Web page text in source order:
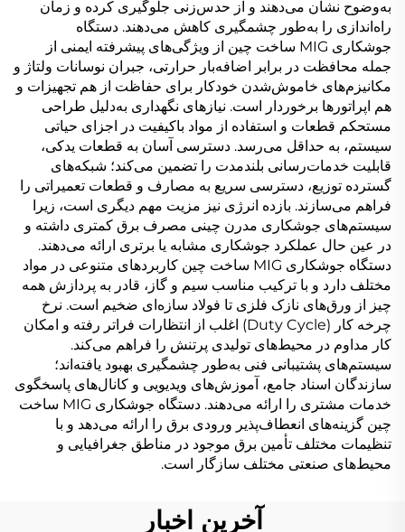
به‌وضوح نشان می‌دهند و از حدس‌زنی جلوگیری کرده و زمان
راه‌اندازی را به‌طور چشمگیری کاهش می‌دهند. دستگاه
جوشکاری MIG ساخت چین از ویژگی‌های پیشرفته ایمنی از
جمله محافظت در برابر اضافه‌بار حرارتی، جبران نوسانات ولتاژ و
مکانیزم‌های خاموش‌شدن خودکار برای حفاظت از هم تجهیزات و
هم اپراتورها برخوردار است. نیازهای نگهداری به‌دلیل طراحی
مستحکم قطعات و استفاده از مواد باکیفیت در اجزای حیاتی
سیستم، به حداقل می‌رسد. دسترسی آسان به قطعات یدکی،
قابلیت خدمات‌رسانی بلندمدت را تضمین می‌کند؛ شبکه‌های
گسترده توزیع، دسترسی سریع به مصارف و قطعات تعمیراتی را
فراهم می‌سازند. بازده انرژی نیز مزیت مهم دیگری است، زیرا
سیستم‌های جوشکاری مدرن چینی مصرف برق کمتری داشته و
در عین حال عملکرد جوشکاری مشابه یا برتری ارائه می‌دهند.
دستگاه جوشکاری MIG ساخت چین کاربردهای متنوعی در مواد
مختلف دارد و با ترکیب مناسب سیم و گاز، قادر به پردازش همه
چیز از ورق‌های نازک فلزی تا فولاد سازه‌ای ضخیم است. نرخ
چرخه کار (Duty Cycle) اغلب از انتظارات فراتر رفته و امکان
کار مداوم در محیط‌های تولیدی پرتنش را فراهم می‌کند.
سیستم‌های پشتیبانی فنی به‌طور چشمگیری بهبود یافته‌اند؛
سازندگان اسناد جامع، آموزش‌های ویدیویی و کانال‌های پاسخگوی
خدمات مشتری را ارائه می‌دهند. دستگاه جوشکاری MIG ساخت
چین گزینه‌های انعطاف‌پذیر ورودی برق را ارائه می‌دهد و با
تنظیمات مختلف تأمین برق موجود در مناطق جغرافیایی و
محیط‌های صنعتی مختلف سازگار است.
آخرین اخبار